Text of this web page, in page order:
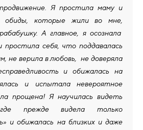
Я простила маму и
обиды, которые жили во мне,
А главное, я осознала
простила себя, что поддавалась
не верила в любовь, не доверяла
и обижалась на
и испытала невероятное
прощена! Я научилась видеть
прежде видела только
и обижалась на близких и даже